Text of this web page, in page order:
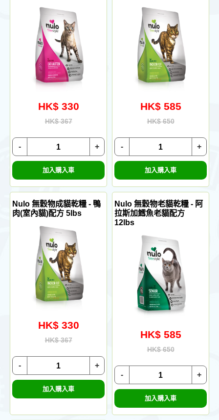
HK$ 330
HK$ 367
+
-
加入購入車
HK$ 585
HK$ 650
+
-
加入購入車
Nulo 無穀物成貓乾糧 - 鴨
肉(室內貓)配方 5lbs
HK$ 330
HK$ 367
+
-
加入購入車
Nulo 無穀物老貓乾糧 - 阿
拉斯加鱈魚老貓配方
12lbs
HK$ 585
HK$ 650
+
-
加入購入車